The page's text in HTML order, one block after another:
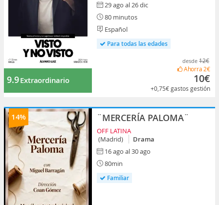
9.9Extraordinario
29 ago al 26 dic
80 minutos
Español
Para todas las edades
desde 12€
Ahorra 2€
10€
+0,75€gastos gestión
14% ¨MERCERÍA PALOMA¨
OFF LATINA
(Madrid)
Drama
16 ago al 30 ago
80min
Familiar